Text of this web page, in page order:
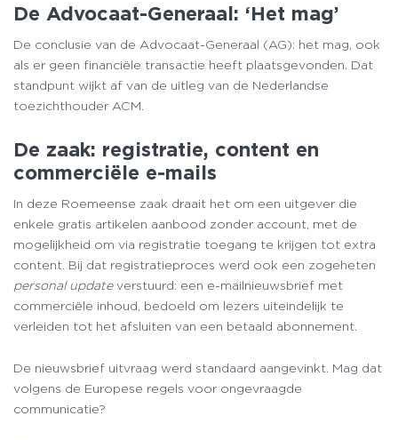
De Advocaat-Generaal: ‘Het mag’
De conclusie van de Advocaat-Generaal (AG): het mag, ook
als er geen financiële transactie heeft plaatsgevonden. Dat
standpunt wijkt af van de uitleg van de Nederlandse
toezichthouder ACM.
De zaak: registratie, content en
commerciële e-mails
In deze Roemeense zaak draait het om een uitgever die
enkele gratis artikelen aanbood zonder account, met de
mogelijkheid om via registratie toegang te krijgen tot extra
content. Bij dat registratieproces werd ook een zogeheten
personal updateverstuurd: een e-mailnieuwsbrief met
commerciële inhoud, bedoeld om lezers uiteindelijk te
verleiden tot het afsluiten van een betaald abonnement.
De nieuwsbrief uitvraag werd standaard aangevinkt. Mag dat
volgens de Europese regels voor ongevraagde
communicatie?